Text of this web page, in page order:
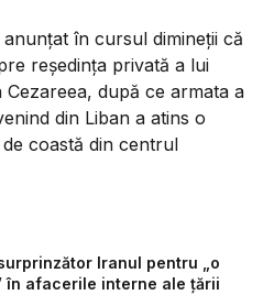
în cursul dimineţii că
reşedinţa privată a lui
după ce armata a
din Liban a atins o
coastă din centrul
Iranul pentru „o
în afacerile interne ale țării